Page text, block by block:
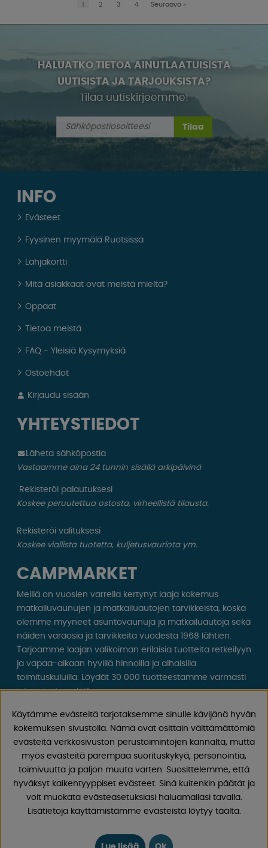
1 2 3 4 Seuraava »
HALUATKO TIETOA AINUTLAATUISISTA
UUTISISTA JA TARJOUKSISTA?
Tilaa uutiskirjeemme!
Tilaa
INFO
Evästeet
Fyysinen myymälä Ruotsissa
Lahjakortti
Mitä asiakkaat ovat meistä mieltä?
Oppaat
Tietoa meistä
FAQ - Yleisiä Kysymyksiä
Ostoehdot
Kirjaudu sisään
YHTEYSTIEDOT
Läheta sähköpostia
Vastaamme aina 24 tunnin sisällä arkipäivinä
Rekisteröi palautuksesi
Koskee peruutettua ostosta, virheellistä tilausta.
Rekisteröi valituksesi
Koskee viallista tuotetta, kuljetusvauriota ym.
CAMPMARKET
Meillä on vuosien varrella kertynyt laaja kokemus
matkailuvaunujen ja matkailuautojen tarvikkeista, koska
olemme myyneet asuntovaunuja ja matkailuautoja sekä
näiden varaosia ja tarvikkeita vuodesta 1968 lähtien.
Tarjoamme laajan valikoiman erilaisia ​​tuotteita retkeilyyn
ja vapaa-aikaan hyvillä hinnoilla ja alhaisilla
toimituskuluilla. Löydät 30 000 tuotteestamme varmasti
jotain, josta pidät!
Seuraa meitä Facebookissa ja Instagramissa saadaksesi
inspiraatiota, uutisia ja ainutlaatuisia tarjouksia.
Leirintäelämä alkaa meiltä!
Käytämme evästeitä tarjotaksemme sinulle kävijänä hyvän
kokemuksen sivustolla. Nämä ovat osittain välttämättömiä
evästeitä verkkosivuston perustoimintojen kannalta, mutta
myös evästeitä parempaa suorituskykyä, personointia,
toimivuutta ja paljon muuta varten. Suosittelemme, että
hyväksyt kaikentyyppiset evästeet. Sinä kuitenkin päätät ja
voit muokata evästeasetuksiasi haluamallasi tavalla.
Lisätietoja käyttämistämme evästeistä löytyy täältä.